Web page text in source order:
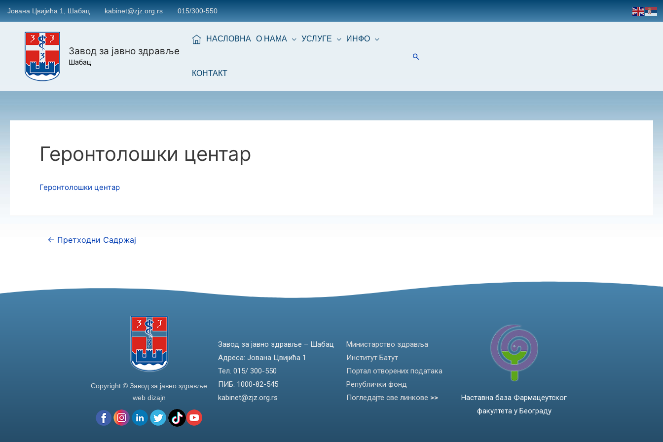
Јована Цвијића 1, Шабац kabinet@zjz.org.rs 015/300-550
Завод за јавно здравље
Шабац
НАСЛОВНА О НАМА УСЛУГЕ ИНФО
КОНТАКТ
Геронтолошки центар
Геронтолошки центар
← Претходни Садржај
Copyright © Завод за јавно здравље
web dizajn
Завод за јавно здравље – Шабац
Адреса: Јована Цвијића 1
Тел. 015/ 300-550
ПИБ: 1000-82-545
kabinet@zjz.org.rs
Министарство здравља
Институт Батут
Портал отворених података
Републички фонд
Погледајте све линкове >>
Наставна база Фармацеутског
факултета у Београду